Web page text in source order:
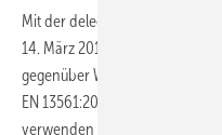
Mit der delegierten Verordnung
14. März 2019 ist eindeutig
gegenüber Windlasten, wie sie
EN 13561:2015 enthalten sind,
verwenden sind. Für